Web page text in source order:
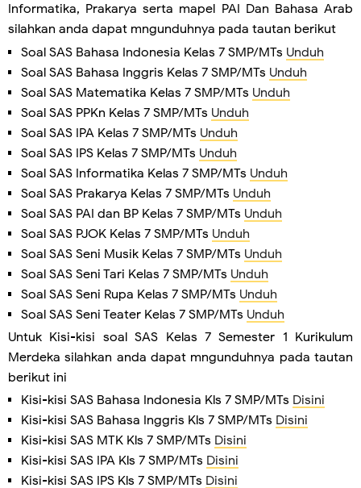
Informatika, Prakarya serta mapel PAI Dan Bahasa Arab
silahkan anda dapat mngunduhnya pada tautan berikut
Soal SAS Bahasa Indonesia Kelas 7 SMP/MTs Unduh
Soal SAS Bahasa Inggris Kelas 7 SMP/MTs Unduh
Soal SAS Matematika Kelas 7 SMP/MTs Unduh
Soal SAS PPKn Kelas 7 SMP/MTs Unduh
Soal SAS IPA Kelas 7 SMP/MTs Unduh
Soal SAS IPS Kelas 7 SMP/MTs Unduh
Soal SAS Informatika Kelas 7 SMP/MTs Unduh
Soal SAS Prakarya Kelas 7 SMP/MTs Unduh
Soal SAS PAI dan BP Kelas 7 SMP/MTs Unduh
Soal SAS PJOK Kelas 7 SMP/MTs Unduh
Soal SAS Seni Musik Kelas 7 SMP/MTs Unduh
Soal SAS Seni Tari Kelas 7 SMP/MTs Unduh
Soal SAS Seni Rupa Kelas 7 SMP/MTs Unduh
Soal SAS Seni Teater Kelas 7 SMP/MTs Unduh
Untuk Kisi-kisi soal SAS Kelas 7 Semester 1 Kurikulum
Merdeka silahkan anda dapat mngunduhnya pada tautan
berikut ini
Kisi-kisi SAS Bahasa Indonesia Kls 7 SMP/MTs Disini
Kisi-kisi SAS Bahasa Inggris Kls 7 SMP/MTs Disini
Kisi-kisi SAS MTK Kls 7 SMP/MTs Disini
Kisi-kisi SAS IPA Kls 7 SMP/MTs Disini
Kisi-kisi SAS IPS Kls 7 SMP/MTs Disini